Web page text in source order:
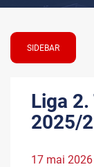
SIDEBAR
Liga
2025/
17 mai 2026